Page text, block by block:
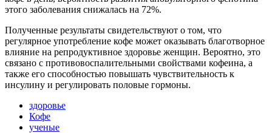
этого заболевания снижалась на 72%.
Полученные результаты свидетельствуют о том, что
регулярное употребление кофе может оказывать благотворное
влияние на репродуктивное здоровье женщин. Вероятно, это
связано с противовоспалительными свойствами кофеина, а
также его способностью повышать чувствительность к
инсулину и регулировать половые гормоны.
здоровье
Кофе
ученые